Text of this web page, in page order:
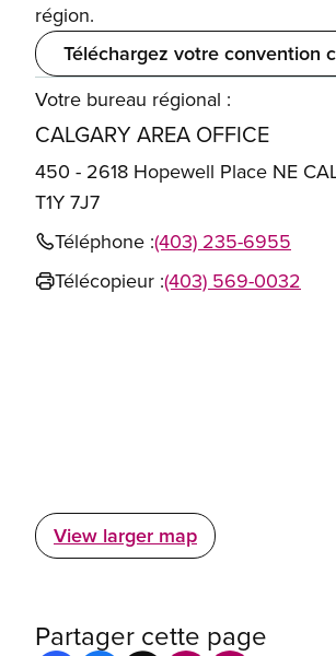
région.
Téléchargez votre convention
Votre bureau régional :
CALGARY AREA OFFICE
450 - 2618 Hopewell Place NE
T1Y 7J7
Téléphone :(403) 235-6955
Télécopieur :(403) 569-0032
View larger map
Partager cette page